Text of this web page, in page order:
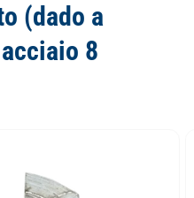
(dado a
8